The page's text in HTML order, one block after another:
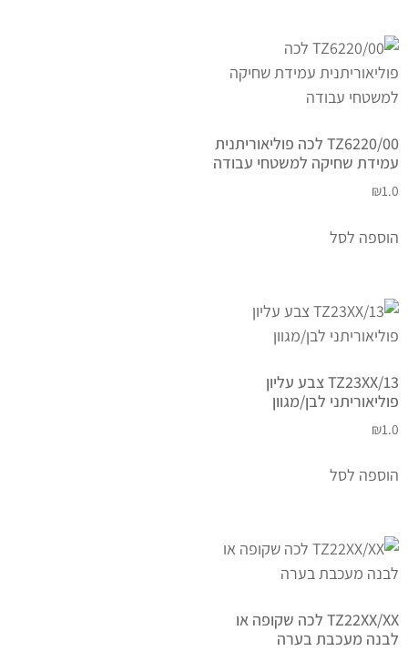
TZ6220/00 לכה פוליאוריתנית
עמידת שחיקה למשטחי עבודה
₪1.0
הוספה לסל
TZ23XX/13 צבע עליון
פוליאוריתני לבן/מגוון
₪1.0
הוספה לסל
TZ22XX/XX לכה שקופה או
לבנה מעכבת בערה